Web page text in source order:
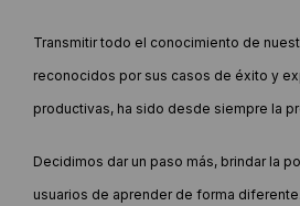
Transmitir todo el conocimiento de
reconocidos por sus casos de éxito y
productivas, ha sido desde siempre la
Decidimos dar un paso más, brindar la
usuarios de aprender de forma